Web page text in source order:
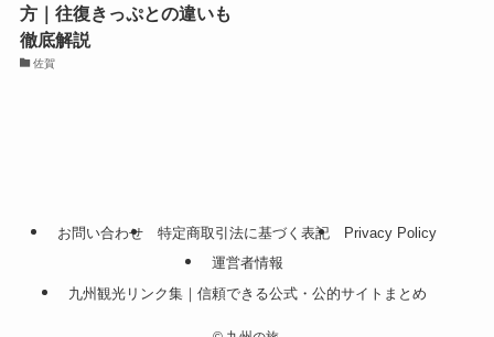
方｜往復きっぷとの違いも
徹底解説
佐賀
お問い合わせ 特定商取引法に基づく表記
Privacy Policy
運営者情報
九州観光リンク集｜信頼できる公式・公的サイトまとめ